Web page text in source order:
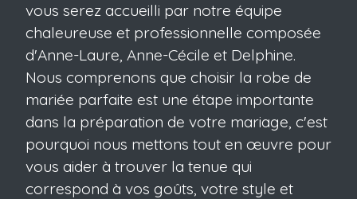
vous serez accueilli par notre équipe
chaleureuse et professionnelle composée
d'Anne-Laure, Anne-Cécile et Delphine.
Nous comprenons que choisir la robe de
mariée parfaite est une étape importante
dans la préparation de votre mariage, c'est
pourquoi nous mettons tout en œuvre pour
vous aider à trouver la tenue qui
correspond à vos goûts, votre style et